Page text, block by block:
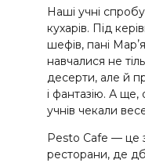
Наші учні
кухарів. Під
шефів, пані
навчалися не
десерти, але й
і фантазію. А ще,
учнів чекали
Pesto Cafe — це
ресторани, де